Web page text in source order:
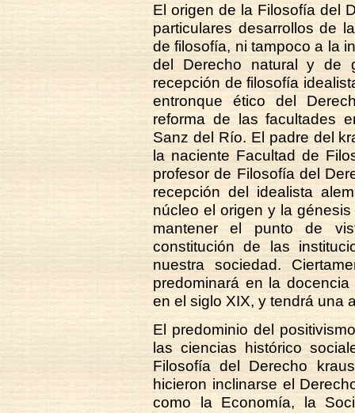
El origen de la Filosofía del
particulares desarrollos de
de filosofía, ni tampoco a la
del Derecho natural y de
recepción de filosofía
entronque ético del
reforma de las facultades
Sanz del Río. El padre del
la naciente Facultad de
profesor de Filosofía del
recepción del idealista
núcleo el origen y la
mantener el punto de
constitución de las
nuestra sociedad.
predominará en la
en el siglo XIX, y tendrá una
El predominio del
las ciencias histórico
Filosofía del Derecho
hicieron inclinarse el
como la Economía, la